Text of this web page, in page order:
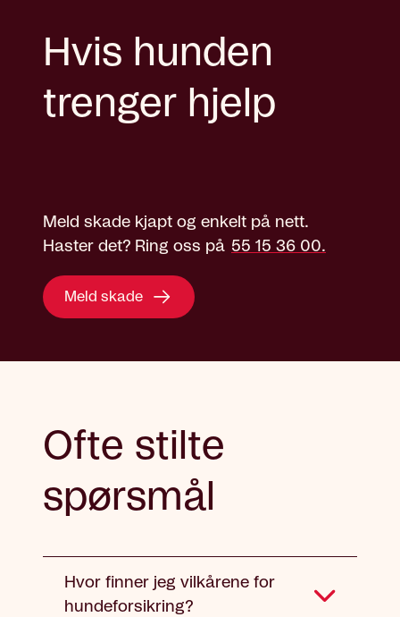
Hvis hunden
trenger hjelp
Meld skade kjapt og enkelt på nett.
Haster det? Ring oss på 55 15 36 00.
Meld skade
Ofte stilte
spørsmål
Hvor finner jeg vilkårene for
hundeforsikring?